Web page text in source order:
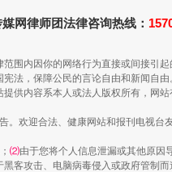
网律师团法律咨询热线：
围内因你的网络行为直接或间接引
法，保障公民的言论自由和新闻自
供内容系本人或法人版权所有，网
。欢迎合法、健康网站和报刊电视台
⑵由于您将个人信息泄漏或其他原因
黑客攻击、电脑病毒侵入或政府管制